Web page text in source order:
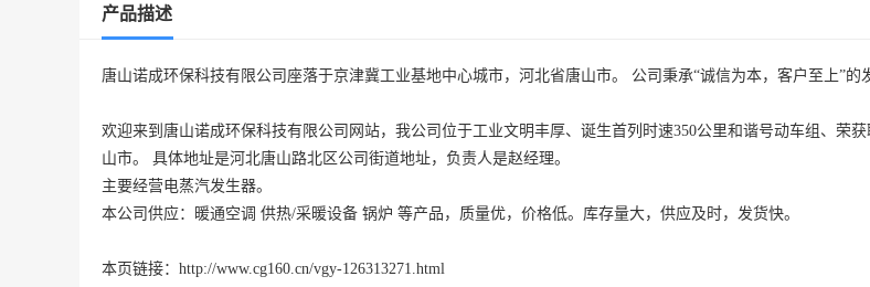
产品描述
唐山诺成环保科技有限公司座落于京津冀工业基地中心城市，河北省唐山市。 公司秉承“诚信为本，客户至上
欢迎来到唐山诺成环保科技有限公司网站，我公司位于工业文明丰厚、诞生首列时速350公里和谐号动车组、荣
山市。 具体地址是河北唐山路北区 公司街道地址，负责人是赵经理。
主要经营电蒸汽发生器。
本公司供应：暖通空调 供热/采暖设备 锅炉 等产品，质量优，价格低。库存量大，供应及时，发货快。
本页链接： http://www.cg160.cn/vgy-126313271.html